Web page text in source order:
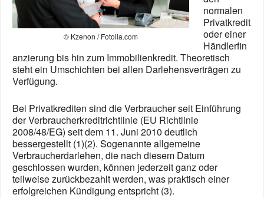
© Kzenon / Fotolia.com
normalen
Privatkredit
oder einer
Händlerfin
anzierung bis hin zum Immobilienkredit. Theoretisch
steht ein Umschichten bei allen Darlehensverträgen zu
Verfügung.
Bei Privatkrediten sind die Verbraucher seit Einführung
der Verbraucherkreditrichtlinie (EU Richtlinie
2008/48/EG) seit dem 11. Juni 2010 deutlich
bessergestellt (1)(2). Sogenannte allgemeine
Verbraucherdarlehen, die nach diesem Datum
geschlossen wurden, können jederzeit ganz oder
teilweise zurückbezahlt werden, was praktisch einer
erfolgreichen Kündigung entspricht (3).